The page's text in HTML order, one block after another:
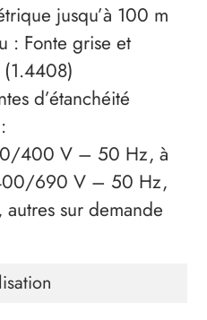
jusqu’à 100 m
: Fonte grise et
d’étanchéité
400 V – 50 Hz, à
690 V – 50 Hz,
sur demande